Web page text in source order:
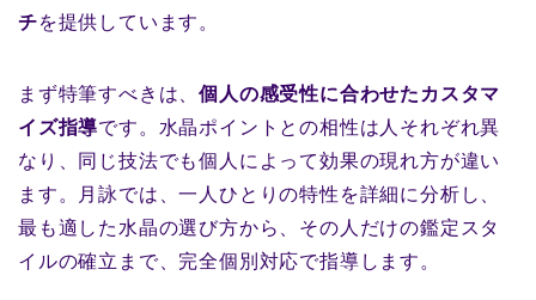
チを提供しています。
まず特筆すべきは、個人の感受性に合わせたカスタマ
イズ指導です。水晶ポイントとの相性は人それぞれ異
なり、同じ技法でも個人によって効果の現れ方が違い
ます。月詠では、一人ひとりの特性を詳細に分析し、
最も適した水晶の選び方から、その人だけの鑑定スタ
イルの確立まで、完全個別対応で指導します。